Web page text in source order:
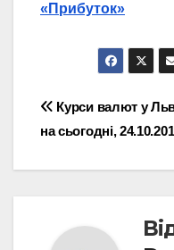
«Прибуток»
Навігація
записів
Курси валют у
на сьогодні,